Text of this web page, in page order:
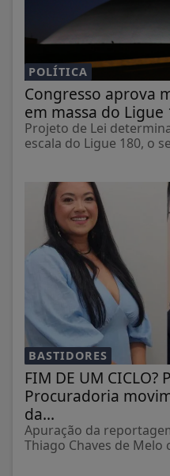
POLÍTICA
Congresso aprova
em massa do Ligue
Projeto de Lei
escala do Ligue 180, o
BASTIDORES
FIM DE UM
Procuradoria
da...
Apuração da
Thiago Chaves de